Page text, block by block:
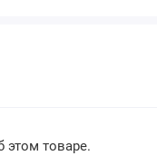
этом товаре.